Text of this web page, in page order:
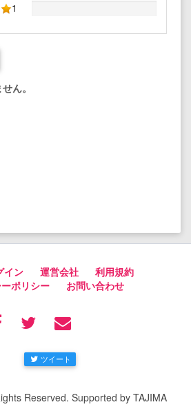
1
ん。
イン 運営会社
利用規約
ポリシー
お問い合わせ
ツイート
Reserved. Supported by TAJIMA